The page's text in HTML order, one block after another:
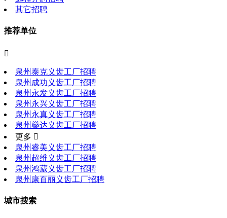
其它招聘
推荐单位

泉州泰克义齿工厂招聘
泉州成功义齿工厂招聘
泉州永发义齿工厂招聘
泉州永兴义齿工厂招聘
泉州永真义齿工厂招聘
泉州燊达义齿工厂招聘
更多 
泉州睿美义齿工厂招聘
泉州超维义齿工厂招聘
泉州鸿葳义齿工厂招聘
泉州康百丽义齿工厂招聘
城市搜索